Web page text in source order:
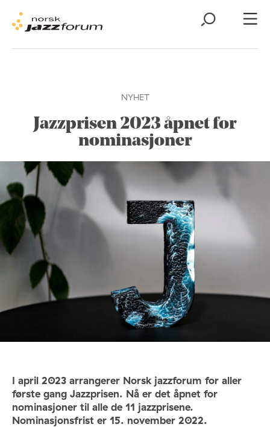
NYHET
Jazzprisen 2023 åpnet for
nominasjoner
I april 2023 arrangerer Norsk jazzforum for aller
første gang Jazzprisen. Nå er det åpnet for
nominasjoner til alle de 11 jazzprisene.
Nominasjonsfrist er 15. november 2022.